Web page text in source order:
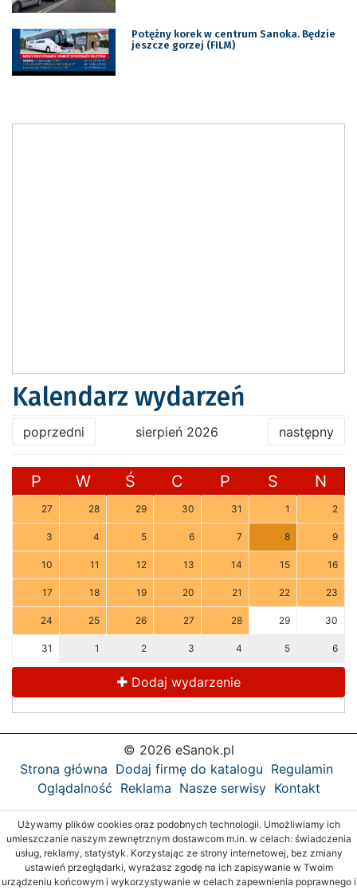
Potężny korek w centrum Sanoka. Będzie
jeszcze gorzej (FILM)
Kalendarz wydarzeń
poprzedni sierpień 2026 następny
P W Ś C P S N
27 28 29 30 31 1 2
3 4 5 6 7 8 9
10 11 12 13 14 15 16
17 18 19 20 21 22 23
24 25 26 27 28 29 30
31 1 2 3 4 5 6
Dodaj wydarzenie
© 2026 eSanok.pl
Strona główna Dodaj firmę do katalogu Regulamin
Oglądalność Reklama Nasze serwisy Kontakt
Używamy plików cookies oraz podobnych technologii. Umożliwiamy ich
umieszczanie naszym zewnętrznym dostawcom m.in. w celach: świadczenia
usług, reklamy, statystyk. Korzystając ze strony internetowej, bez zmiany
ustawień przeglądarki, wyrażasz zgodę na ich zapisywanie w Twoim
urządzeniu końcowym i wykorzystywanie w celach zapewnienia poprawnego i